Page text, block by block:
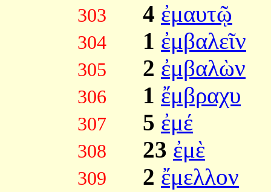
303 4 ἐμαυτῷ
304 1 ἐμβαλεῖν
305 2 ἐμβαλὼν
306 1 ἔμβραχυ
307 5 ἐμέ
308 23 ἐμὲ
309 2 ἔμελλον